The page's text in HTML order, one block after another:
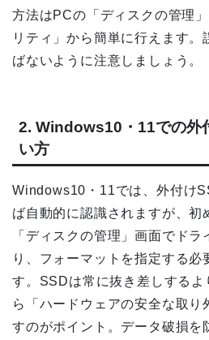
方法はPCの「ディスクの管理
リティ」から簡単に行えます。
ばないように注意しましょう。
2. Windows10・11での外
い方
Windows10・11では、外付け
ば自動的に認識されますが、初
「ディスクの管理」画面でド
り、フォーマットを指定する必
す。SSDは常に抜き差しするよ
ら「ハードウェアの安全な取り
すのがポイント。データ破損を